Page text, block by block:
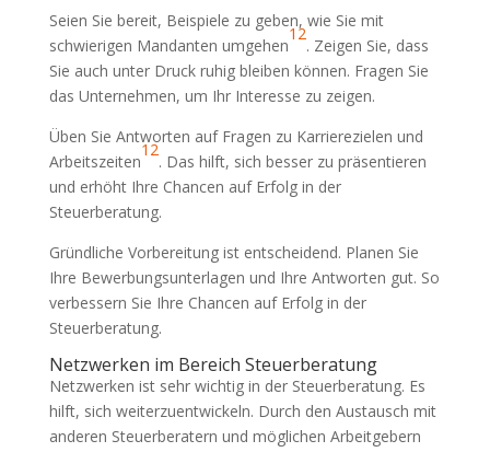
Seien Sie bereit, Beispiele zu geben, wie Sie mit
schwierigen Mandanten umgehen
12
. Zeigen Sie, dass
Sie auch unter Druck ruhig bleiben können. Fragen Sie
das Unternehmen, um Ihr Interesse zu zeigen.
Üben Sie Antworten auf Fragen zu Karrierezielen und
Arbeitszeiten
12
. Das hilft, sich besser zu präsentieren
und erhöht Ihre Chancen auf Erfolg in der
Steuerberatung.
Gründliche Vorbereitung ist entscheidend. Planen Sie
Ihre Bewerbungsunterlagen und Ihre Antworten gut. So
verbessern Sie Ihre Chancen auf Erfolg in der
Steuerberatung.
Netzwerken im Bereich Steuerberatung
Netzwerken ist sehr wichtig in der Steuerberatung. Es
hilft, sich weiterzuentwickeln. Durch den Austausch mit
anderen Steuerberatern und möglichen Arbeitgebern